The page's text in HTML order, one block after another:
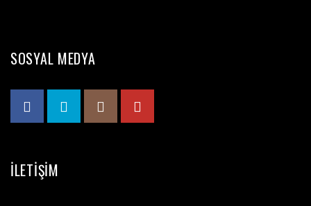
SOSYAL MEDYA
İLETIŞIM